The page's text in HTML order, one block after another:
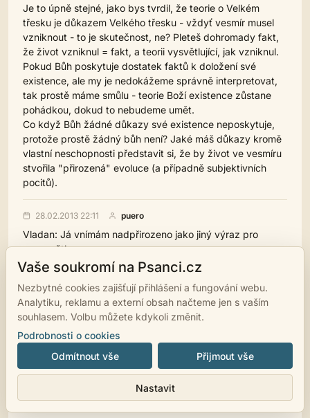
Je to úpně stejné, jako bys tvrdil, že teorie o Velkém
třesku je důkazem Velkého třesku - vždyť vesmír musel
vzniknout - to je skutečnost, ne? Pleteš dohromady fakt,
že život vzniknul = fakt, a teorii vysvětlující, jak vzniknul.
Pokud Bůh poskytuje dostatek faktů k doložení své
existence, ale my je nedokážeme správně interpretovat,
tak prostě máme smůlu - teorie Boží existence zůstane
pohádkou, dokud to nebudeme umět.
Co když Bůh žádné důkazy své existence neposkytuje,
protože prostě žádný bůh není? Jaké máš důkazy kromě
vlastní neschopnosti představit si, že by život ve vesmíru
stvořila "přirozená" evoluce (a případně subjektivních
pocitů).
28.02.2013 22:11 puero
Vladan: Já vnímám nadpřirozeno jako jiný výraz pro
nevysvětleno.
Je-li Bůh teorie - pohádka. Kolik důkazů musí přednést,
existuje život ve vesmíru, důkazem Jeho existence? Bůh
jako nepodložená teorie. Jako já a prapředek jehož
nejsem schopen poznat jinak než podle samotné
skutečnosti, že jsem? Nejhorší na tom je, že já nemohu
svého neznámého prapředka žádat, aby mi poskytl
nějaký reálný hmatatelný důkaz. Ovšem, kde je řečeno,
doložitelnost obětí lidské dezinterpretace.
Vaše soukromí na Psanci.cz
Nezbytné cookies zajišťují přihlášení a fungování webu.
Analytiku, reklamu a externí obsah načteme jen s vaším
souhlasem. Volbu můžete kdykoli změnit.
Podrobnosti o cookies
Odmítnout vše
Nastavit
Přijmout vše